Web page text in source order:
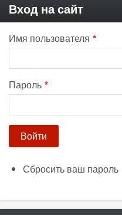
Вход на сайт
Имя пользователя
Пароль
Сбросить ваш пароль